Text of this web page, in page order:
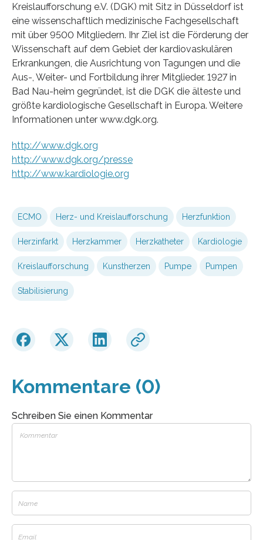
Kreislaufforschung e.V. (DGK) mit Sitz in Düsseldorf ist
eine wissenschaftlich medizinische Fachgesellschaft
mit über 9500 Mitgliedern. Ihr Ziel ist die Förderung der
Wissenschaft auf dem Gebiet der kardiovaskulären
Erkrankungen, die Ausrichtung von Tagungen und die
Aus-, Weiter- und Fortbildung ihrer Mitglieder. 1927 in
Bad Nau-heim gegründet, ist die DGK die älteste und
größte kardiologische Gesellschaft in Europa. Weitere
Informationen unter www.dgk.org.
http://www.dgk.org
http://www.dgk.org/presse
http://www.kardiologie.org
ECMO Herz- und Kreislaufforschung Herzfunktion
Herzinfarkt Herzkammer Herzkatheter Kardiologie
Kreislaufforschung Kunstherzen Pumpe Pumpen
Stabilisierung
Kommentare (0)
Schreiben Sie einen Kommentar